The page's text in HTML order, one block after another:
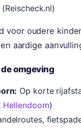
voor oudere
aardige
omgeving
Op korte
Hellendoorn)